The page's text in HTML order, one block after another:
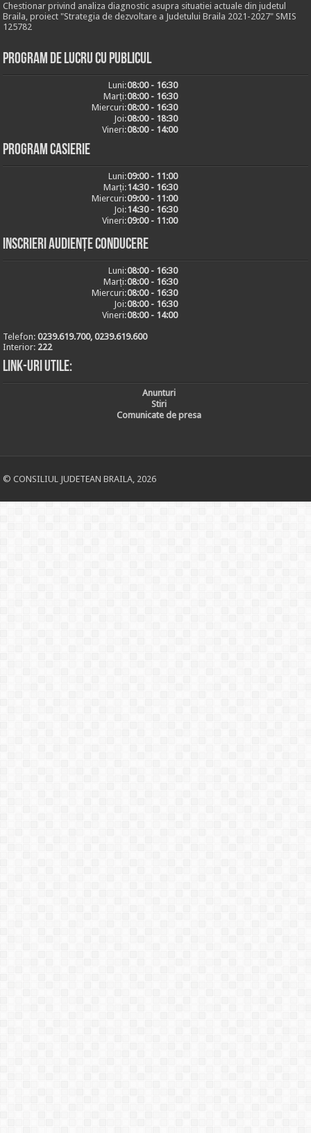
Chestionar privind analiza diagnostic asupra situatiei actuale din judetul
Braila, proiect "Strategia de dezvoltare a Judetului Braila 2021-2027" SMIS
125782
Program de lucru cu publicul
Luni:08:00 - 16:30
Marți:08:00 - 16:30
Miercuri:08:00 - 16:30
Joi:08:00 - 18:30
Vineri:08:00 - 14:00
Program casierie
Luni:09:00 - 11:00
Marți:14:30 - 16:30
Miercuri:09:00 - 11:00
Joi:14:30 - 16:30
Vineri:09:00 - 11:00
Inscrieri audiențe conducere
Luni:08:00 - 16:30
Marți:08:00 - 16:30
Miercuri:08:00 - 16:30
Joi:08:00 - 16:30
Vineri:08:00 - 14:00
Telefon:0239.619.700, 0239.619.600
Interior: 222
Link-uri utile:
Anunturi
Stiri
Comunicate de presa
© CONSILIUL JUDETEAN BRAILA, 2026